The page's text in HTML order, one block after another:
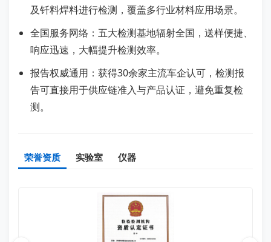
及钎料焊料进行检测，覆盖多行业材料应用场景。
全国服务网络：五大检测基地辐射全国，送样便捷、
响应迅速，大幅提升检测效率。
报告权威通用：获得30余家主流车企认可，检测报
告可直接用于供应链准入与产品认证，避免重复检
测。
荣誉资质 实验室 仪器